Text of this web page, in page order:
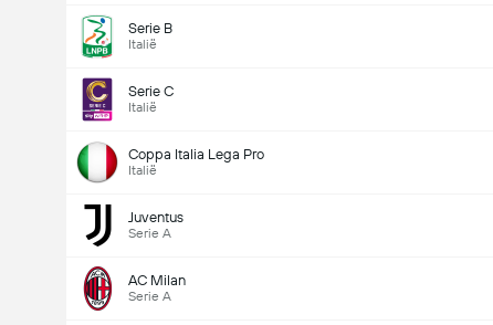
Serie B
Italië
Serie C
Italië
Coppa Italia Lega Pro
Italië
Juventus
Serie A
AC Milan
Serie A